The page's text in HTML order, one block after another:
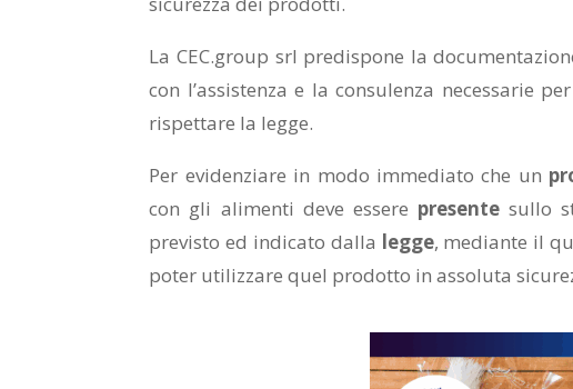
La CEC.group srl predispone la
con l’assistenza e la consulenza necessarie
rispettare la legge.
Per evidenziare in modo immediato che un
con gli alimenti deve essere presentesullo
previsto ed indicato dalla legge, mediante il
poter utilizzare quel prodotto in assoluta